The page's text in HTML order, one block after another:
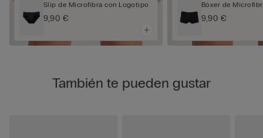
Slip de Microfibra con Logotipo
9,90 €
Bóxer de
9,90 €
También te pueden gustar